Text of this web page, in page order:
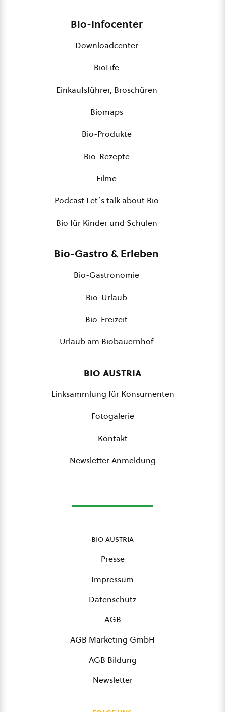
Bio-Infocenter
Downloadcenter
BioLife
Einkaufsführer, Broschüren
Biomaps
Bio-Produkte
Bio-Rezepte
Filme
Podcast Let´s talk about Bio
Bio für Kinder und Schulen
Bio-Gastro & Erleben
Bio-Gastronomie
Bio-Urlaub
Bio-Freizeit
Urlaub am Biobauernhof
bio austria
Linksammlung für Konsumenten
Fotogalerie
Kontakt
Newsletter Anmeldung
bio austria
Presse
Impressum
Datenschutz
AGB
AGB Marketing GmbH
AGB Bildung
Newsletter